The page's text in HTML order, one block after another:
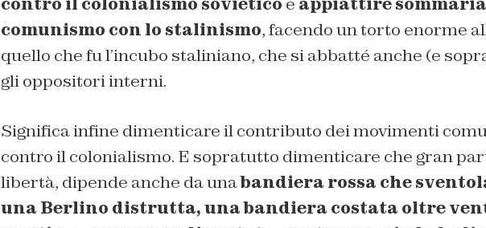
comunismo con lo stalinismo, facendo un torto enorme
quello che fu l’incubo staliniano, che si abbatté anche (e
gli oppositori interni.
Significa infine dimenticare il contributo dei movimenti
contro il colonialismo. E sopratutto dimenticare che gran
libertà, dipende anche da unabandiera rossa che
una Berlino distrutta, una bandiera costata oltre